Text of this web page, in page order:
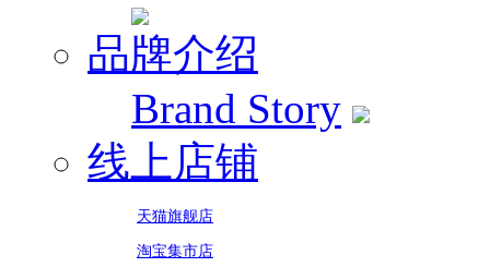
品牌介绍
Brand Story
线上店铺
天猫旗舰店
淘宝集市店